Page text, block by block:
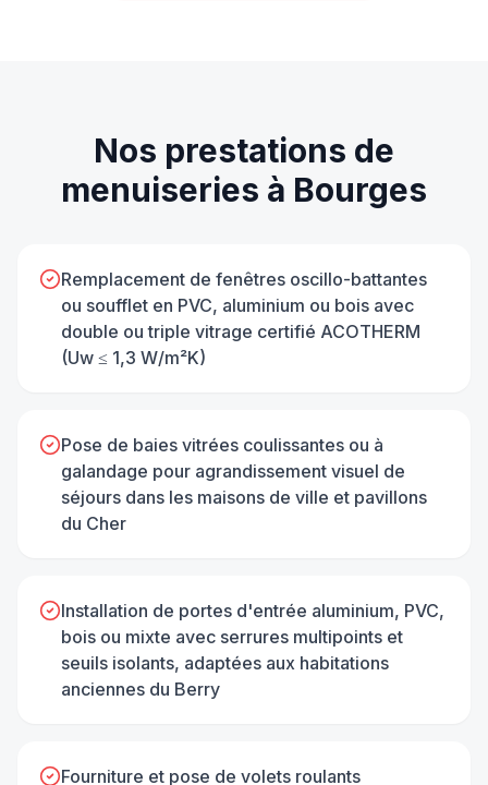
Nos prestations de
menuiseries à Bourges
Remplacement de fenêtres oscillo-battantes
ou soufflet en PVC, aluminium ou bois avec
double ou triple vitrage certifié ACOTHERM
(Uw ≤ 1,3 W/m²K)
Pose de baies vitrées coulissantes ou à
galandage pour agrandissement visuel de
séjours dans les maisons de ville et pavillons
du Cher
Installation de portes d'entrée aluminium, PVC,
bois ou mixte avec serrures multipoints et
seuils isolants, adaptées aux habitations
anciennes du Berry
Fourniture et pose de volets roulants